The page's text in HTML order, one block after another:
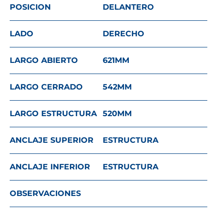
POSICION DELANTERO
LADO DERECHO
LARGO ABIERTO 621MM
LARGO CERRADO 542MM
LARGO ESTRUCTURA 520MM
ANCLAJE SUPERIOR ESTRUCTURA
ANCLAJE INFERIOR ESTRUCTURA
OBSERVACIONES